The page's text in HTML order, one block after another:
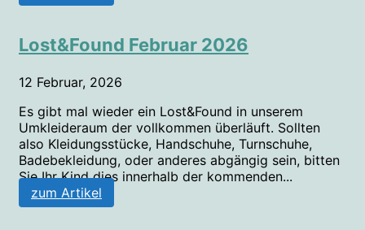
Lost&Found Februar 2026
12 Februar, 2026
Es gibt mal wieder ein Lost&Found in unserem
Umkleideraum der vollkommen überläuft. Sollten
also Kleidungsstücke, Handschuhe, Turnschuhe,
Badebekleidung, oder anderes abgängig sein, bitten
Sie Ihr Kind dies innerhalb der kommenden...
zum Artikel